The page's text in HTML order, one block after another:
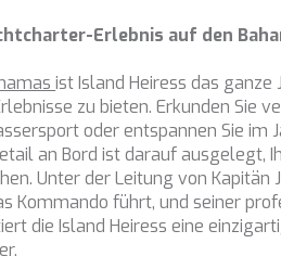
Erlebnis auf den
ist Island Heiress das ganze
zu bieten. Erkunden Sie
oder entspannen Sie im
an Bord ist darauf ausgelegt,
Unter der Leitung von Kapitän
Kommando führt, und seiner
die Island Heiress eine